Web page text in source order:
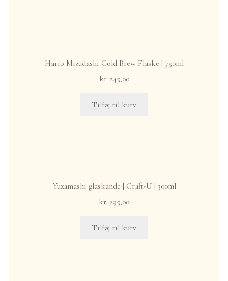
Hario Mizudashi Cold Brew Flaske | 750ml
kr.245,00
Tilføj til kurv
Yuzamashi glaskande | Craft-U | 300ml
kr. 295,00
Tilføj til kurv